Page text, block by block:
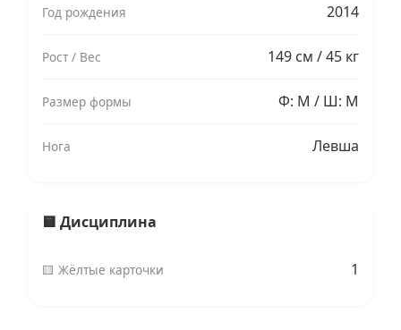
Год рождения 2014
Рост / Вес 149 см / 45 кг
Размер формы Ф: M / Ш: M
Нога Левша
🟨 Дисциплина
🟨 Жёлтые карточки 1